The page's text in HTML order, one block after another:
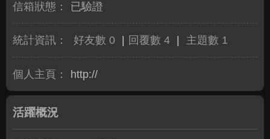
信箱狀態： 已驗證
統計資訊： 好友數 0 回覆數 4 主題數 1
個人主頁： http://
活躍概況